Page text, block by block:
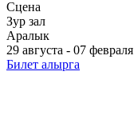
Сцена
Зур зал
Аралык
29 августа - 07 февраля
Билет алырга